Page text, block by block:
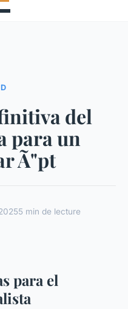
del
para un
Ã"pt
5 min de lecture
para el